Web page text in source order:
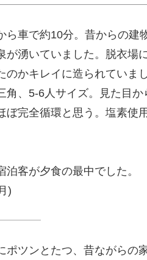
ら車で約10分。昔からの
が湧いていました。脱衣場
のかキレイに造られていま
角、5-6人サイズ。見た目
ぼ完全循環と思う。塩素使
泊客が夕食の最中でした。
)
ポツンとたつ、昔ながらの